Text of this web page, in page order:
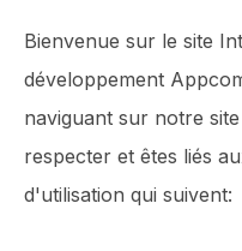
Bienvenue sur le site
développement
naviguant sur notre
respecter et êtes liés
d'utilisation qui suivent: